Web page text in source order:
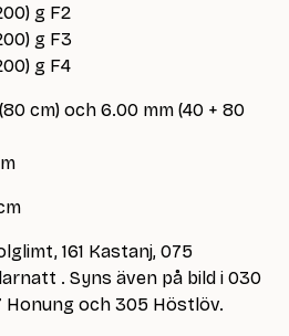
g F2
g F3
g F4
cm) och 6.00 mm (40 + 80
161 Kastanj, 075
. Syns även på bild i 030
Honung och 305 Höstlöv.